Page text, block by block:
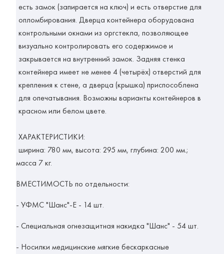
есть замок (запирается на ключ) и есть отверстие для
опломбирования. Дверца контейнера оборудована
контрольными окнами из оргстекла, позволяющее
визуально контролировать его содержимое и
закрывается на внутренний замок. Задняя стенка
контейнера имеет не менее 4 (четырёх) отверстий для
крепления к стене, а дверца (крышка) приспособлена
для опечатывания. Возможны варианты контейнеров в
красном или белом цвете.
ХАРАКТЕРИСТИКИ:
ширина: 780 мм, высота: 295 мм, глубина: 200 мм.;
масса 7 кг.
ВМЕСТИМОСТЬ по отдельности:
- УФМС "Шанс"-Е - 14 шт.
- Специальная огнезащитная накидка "Шанс" - 54 шт.
- Носилки медицинские мягкие бескаркасные